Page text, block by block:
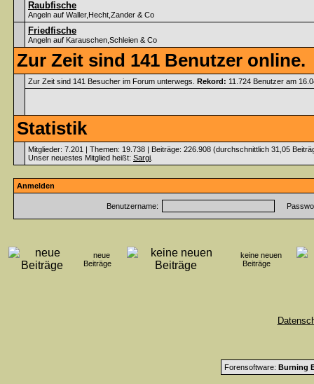
Raubfische
Angeln auf Waller,Hecht,Zander & Co
Friedfische
Angeln auf Karauschen,Schleien & Co
Zur Zeit sind 141 Benutzer online.
Zur Zeit sind 141 Besucher im Forum unterwegs. Rekord: 11.724 Benutzer am
Statistik
Mitglieder: 7.201 | Themen: 19.738 | Beiträge: 226.908 (durchschnittlich 31,05
Unser neuestes Mitglied heißt: Sargi
Anmelden
Benutzername:
neue
Beiträge
keine neuen
Beiträge
Forensoftware: Burning